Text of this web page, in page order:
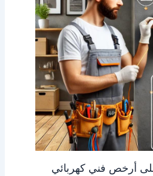
على أرخص فني كهربائي